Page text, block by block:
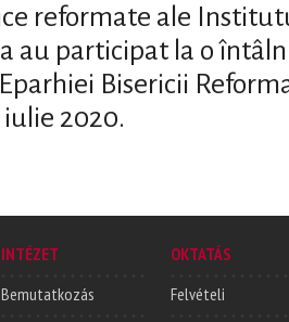
reformate ale
au participat la o
Bisericii
2020.
INTÉZET
Bemutatkozás
OKTATÁS
Felvételi